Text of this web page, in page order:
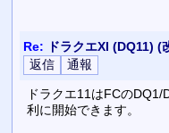
Re: ドラクエXI (DQ11) (
ドラクエ11はFCの
利に開始できます。